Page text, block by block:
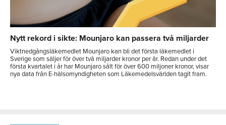
Nytt rekord i sikte: Mounjaro kan passera två miljarder
Viktnedgångsläkemedlet Mounjaro kan bli det första läkemedlet i
Sverige som säljer för över två miljarder kronor per år. Redan under det
första kvartalet i år har Mounjaro sålt för över 600 miljoner kronor, visar
nya data från E-hälsomyndigheten som Läkemedelsvärlden tagit fram.